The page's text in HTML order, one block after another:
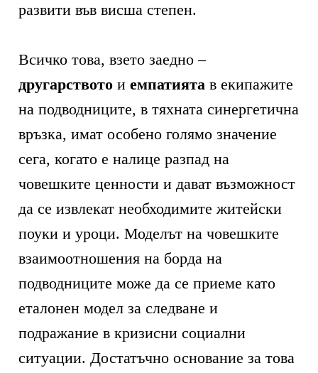
развити във висша степен.
Всичко това, взето заедно –
другарството иемпатията в екипажите
на подводниците, в тяхната синергетична
връзка, имат особено голямо значение
сега, когато е налице разпад на
човешките ценности и дават възможност
да се извлекат необходимите житейски
поуки и уроци. Моделът на човешките
взаимоотношения на борда на
подводниците може да се приеме като
еталонен модел за следване и
подражание в кризисни социални
ситуации. Достатъчно основание за това